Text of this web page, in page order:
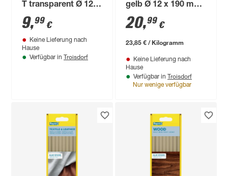
T transparent Ø 12 x
190 mm 500 g
9,99 €
Keine Lieferung nach
Hause
Verfügbar in Troisdorf
gelb Ø 12 x 190 mm
48 Stück
20,99 €
23,85 € / Kilogramm
Keine Lieferung nach
Hause
Verfügbar in Troisdorf
Nur wenige verfügbar